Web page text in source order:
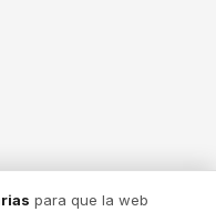
para que la web